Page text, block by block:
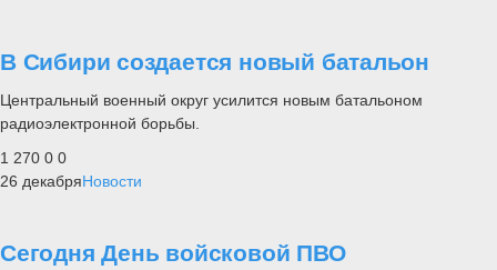
В Сибири создается новый батальон
Центральный военный округ усилится новым батальоном
радиоэлектронной борьбы.
1 270 0 0
26 декабряНовости
Сегодня День войсковой ПВО